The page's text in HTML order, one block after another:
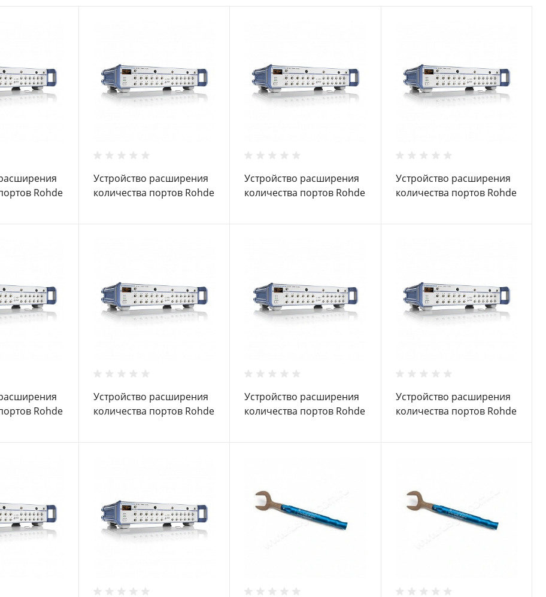
Rohde
Устройство расширения
количества портов Rohde
Устройство расширения
количества портов Rohde
Устройство расширения
количества портов Rohde
Rohde
Устройство расширения
количества портов Rohde
Устройство расширения
количества портов Rohde
Устройство расширения
количества портов Rohde